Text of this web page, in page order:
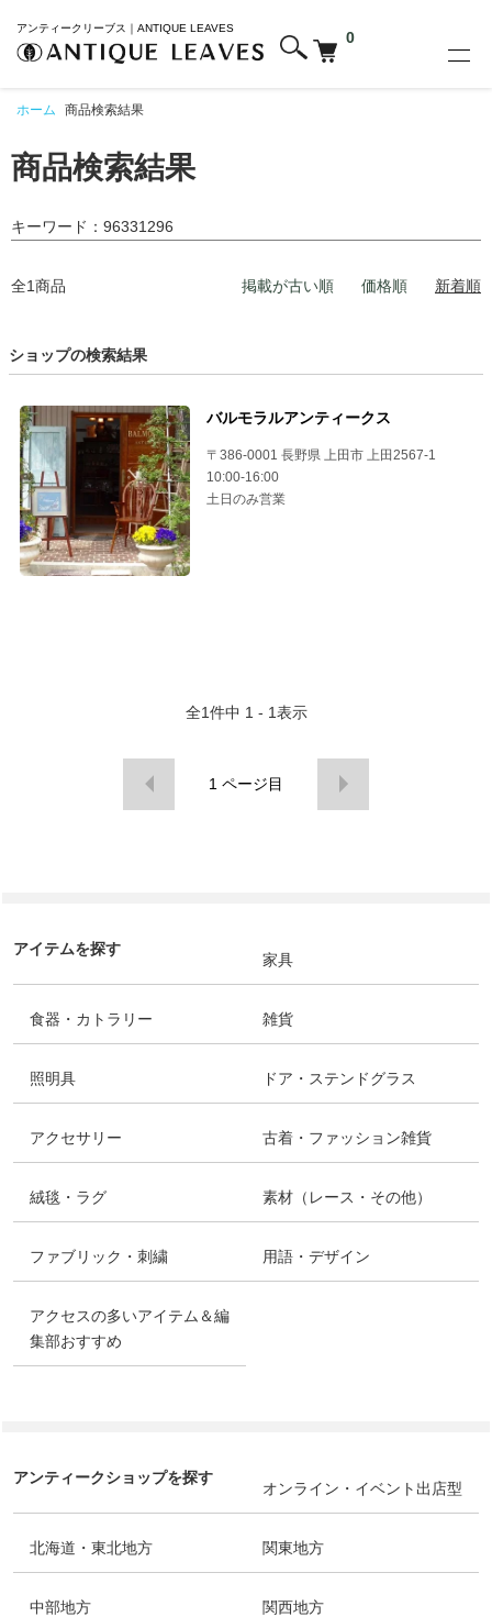
アンティークリーブス｜ANTIQUE LEAVES
0
ホーム 商品検索結果
商品検索結果
キーワード：96331296
全1商品 掲載が古い順 価格順 新着順
ショップの検索結果
バルモラルアンティークス
〒386-0001 長野県 上田市 上田2567-1
10:00-16:00
土日のみ営業
全1件中 1 - 1表示
1 ページ目
アイテムを探す
家具
食器・カトラリー 雑貨
照明具 ドア・ステンドグラス
アクセサリー 古着・ファッション雑貨
絨毯・ラグ 素材（レース・その他）
ファブリック・刺繍 用語・デザイン
アクセスの多いアイテム＆編
集部おすすめ
アンティークショップを探す
オンライン・イベント出店型
北海道・東北地方 関東地方
中部地方 関西地方